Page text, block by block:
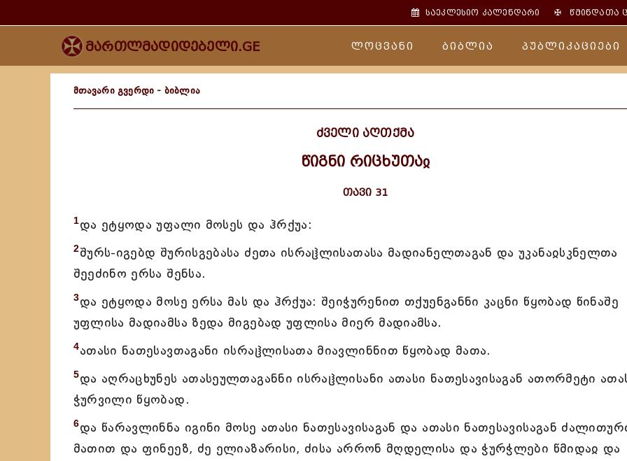
საეკლესიო კალენდარი ✠წმინდათა
მართლმადიდებელი.GE ლოცვანი ბიბლია პუბლიკაციები
მთავარი გვერდი - ბიბლია
ძველი აღთქმა
წიგნი რიცხუთაჲ
თავი 31
1და ეტყოდა უფალი მოსეს და ჰრქუა:
2შურს-იგებდ შურისგებასა ძეთა ისრაჱლისათასა მადიანელთაგან და უკანაჲსკნელთა
შეეძინო ერსა შენსა.
3და ეტყოდა მოსე ერსა მას და ჰრქუა: შეიჭურენით თქუენგანნი კაცნი წყობად წინაშე
უფლისა მადიამსა ზედა მიგებად უფლისა მიერ მადიამსა.
4ათასი ნათესავთაგანი ისრაჱლისათა მიავლინნით წყობად მათა.
5და აღრაცხუნეს ათასეულთაგანნი ისრაჱლისანი ათასი ნათესავისაგან ათორმეტი
ჭურვილი წყობად.
6და წარავლინნა იგინი მოსე ათასი ნათესავისაგან და ათასი ნათესავისაგან
მათით და ფინეეზ, ძე ელიაზარისი, ძისა არრონ მღდელისა და ჭურჭლები წმიდაჲ და